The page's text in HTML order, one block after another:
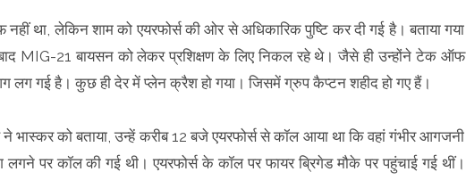
था, लेकिन शाम को एयरफोर्स की ओर से अधिकारिक पुष्टि कर दी गई है। बताया गया
MIG-21 बायसन को लेकर प्रशिक्षण के लिए निकल रहे थे। जैसे ही उन्होंने टेक ऑफ
गई है। कुछ ही देर में प्लेन क्रैश हो गया। जिसमें ग्रुप कैप्टन शहीद हो गए हैं।
को बताया, उन्हें करीब 12 बजे एयरफोर्स से कॉल आया था कि वहां गंभीर आगजनी
पर कॉल की गई थी। एयरफोर्स के कॉल पर फायर ब्रिगेड मौके पर पहुंचाई गई थीं।